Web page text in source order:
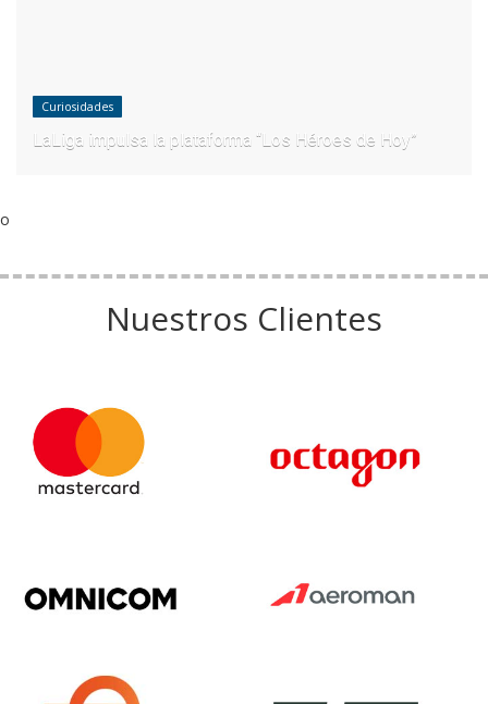
Curiosidades
LaLiga impulsa la plataforma “Los Héroes de Hoy”
o
Nuestros Clientes